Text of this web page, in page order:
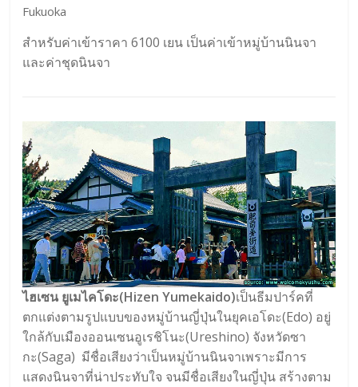
Fukuoka
สำหรับค่าเข้าราคา 6100 เยน เป็นค่าเข้าหมู่บ้านนินจา
และค่าชุดนินจา
ไฮเซน ยูเมไคโดะ(Hizen Yumekaido)เป็นธีมปาร์คที่
ตกแต่งตามรูปแบบของหมู่บ้านญี่ปุ่นในยุคเอโดะ(Edo) อยู่
ใกล้กับเมืองออนเซนอูเรชิโนะ(Ureshino) จังหวัดซา
กะ(Saga) มีชื่อเสียงว่าเป็นหมู่บ้านนินจาเพราะมีการ
แสดงนินจาที่น่าประทับใจ จนมีชื่อเสียงในญี่ปุ่น สร้างตาม